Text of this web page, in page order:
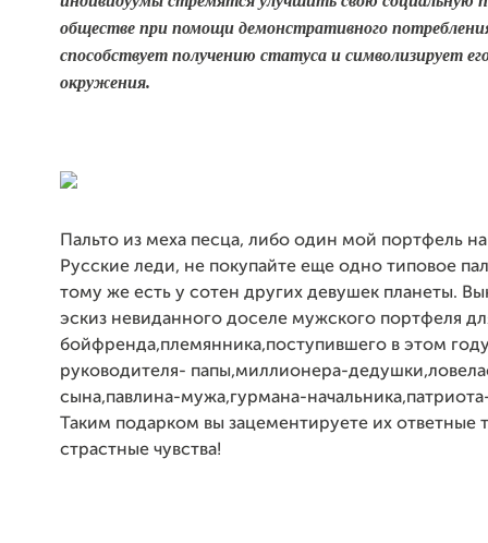
обществе при помощи демонстративного
способствует получению статуса и символизирует
окружения.
Пальто из меха песца, либо один мой портфель
Русские леди, не покупайте еще одно типовое
тому же есть у сотен других девушек планеты.
эскиз невиданного доселе мужского портфеля
бойфренда,племянника,поступившего в этом
руководителя- папы,миллионера-
сына,павлина-мужа,гурмана-
Таким подарком вы зацементируете их ответные
страстные чувства!